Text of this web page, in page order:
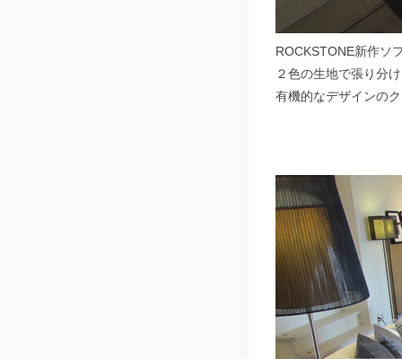
ROCKSTONE新作ソ
２色の生地で張り分
有機的なデザインの